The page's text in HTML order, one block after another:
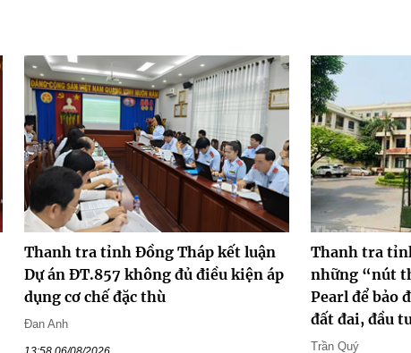
Thanh tra tỉnh Đồng Tháp kết luận
Dự án ĐT.857 không đủ điều kiện áp
dụng cơ chế đặc thù
Đan Anh
Thanh tra
những “nút
Pearl để bảo
đất đai, đầu
Trần Quý